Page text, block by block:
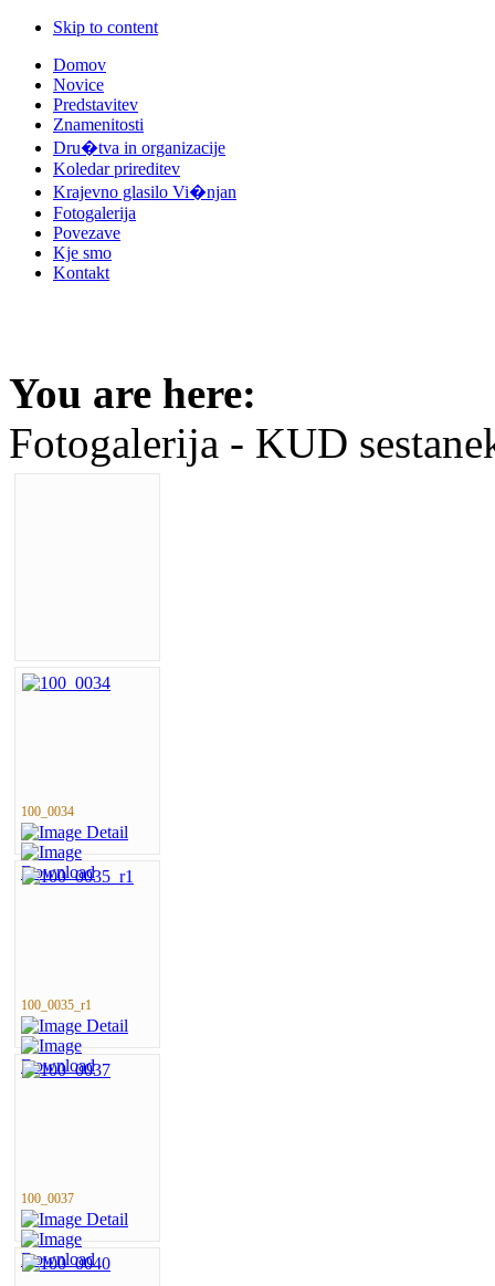
Skip to content
Domov
Novice
Predstavitev
Znamenitosti
Dru�tva in organizacije
Koledar prireditev
Krajevno glasilo Vi�njan
Fotogalerija
Povezave
Kje smo
Kontakt
You are here:
Fotogalerija - KUD
100_0034
100_0035_r1
100_0037